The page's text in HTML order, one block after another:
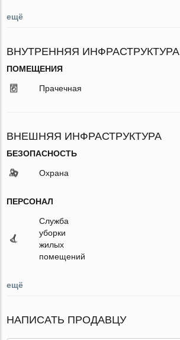
ещё
ВНУТРЕННЯЯ ИНФРАСТРУКТУРА
ПОМЕЩЕНИЯ
Прачечная
ВНЕШНЯЯ ИНФРАСТРУКТУРА
БЕЗОПАСНОСТЬ
Охрана
ПЕРСОНАЛ
Служба
уборки
жилых
помещений
ещё
НАПИСАТЬ ПРОДАВЦУ